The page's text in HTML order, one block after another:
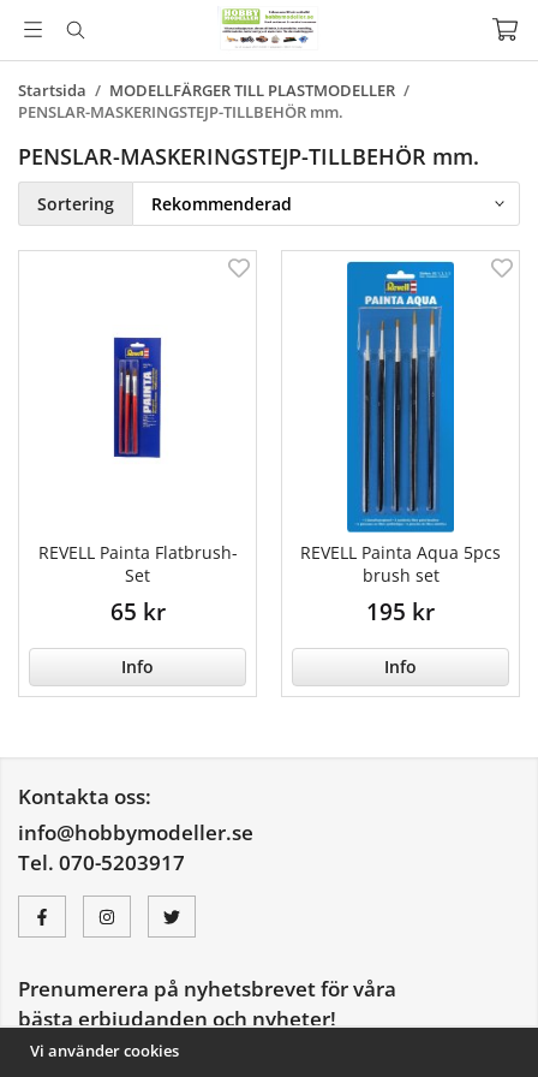
Startsida / MODELLFÄRGER TILL PLASTMODELLER /
PENSLAR-MASKERINGSTEJP-TILLBEHÖR mm.
PENSLAR-MASKERINGSTEJP-TILLBEHÖR mm.
Sortering
REVELL Painta Flatbrush-
Set
65 kr
Info
REVELL Painta Aqua 5pcs
brush set
195 kr
Info
Kontakta oss:
info@hobbymodeller.se
Tel. 070-5203917
Prenumerera på nyhetsbrevet för våra
bästa erbjudanden och nyheter!
E-Vi använder cookies